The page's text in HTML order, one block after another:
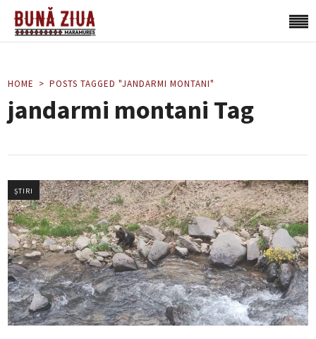
HOME POSTS TAGGED "JANDARMI MONTANI"
jandarmi montani Tag
ȘTIRI